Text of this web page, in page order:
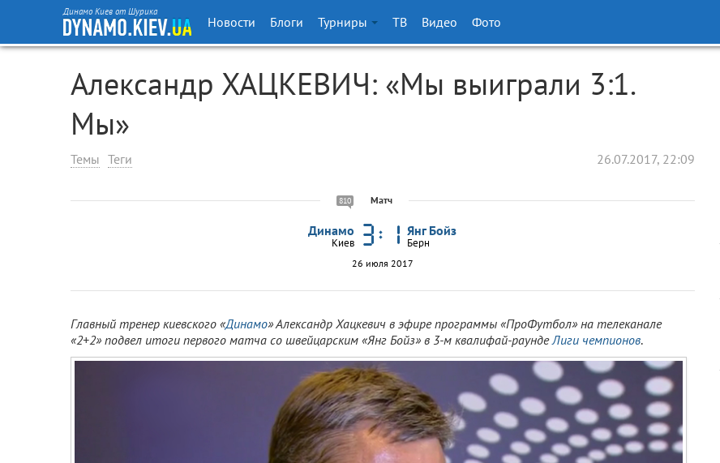
Динамо Киев от Шурика
Новости Блоги Турниры ТВ Видео Фото
Александр ХАЦКЕВИЧ: «Мы выиграли 3:1.
Мы»
Темы Теги 26.07.2017, 22:09
810 Матч
Динамо
Киев
Янг Бойз
Берн
26 июля 2017
Главный тренер киевского «Динамо» Александр Хацкевич в эфире программы «ПроФутбол» на телеканале
«2+2» подвел итоги первого матча со швейцарским «Янг Бойз» в 3-м квалифай-раундеЛиги чемпионов.